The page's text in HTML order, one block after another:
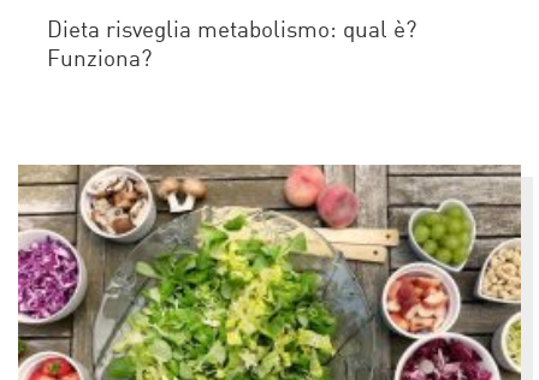
Dieta risveglia metabolismo: qual è?
Funziona?